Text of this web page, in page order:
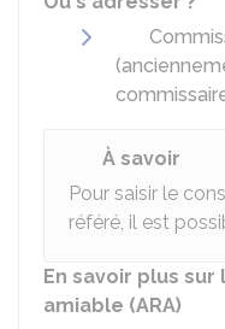
À savoir
Pour saisir le
référé, il est
En savoir plus
amiable (ARA)